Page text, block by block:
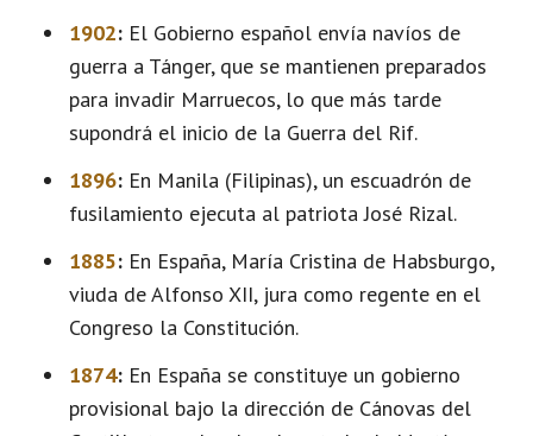
1902: El Gobierno español envía navíos de
guerra a Tánger, que se mantienen preparados
para invadir Marruecos, lo que más tarde
supondrá el inicio de la Guerra del Rif.
1896: En Manila (Filipinas), un escuadrón de
fusilamiento ejecuta al patriota José Rizal.
1885: En España, María Cristina de Habsburgo,
viuda de Alfonso XII, jura como regente en el
Congreso la Constitución.
1874: En España se constituye un gobierno
provisional bajo la dirección de Cánovas del